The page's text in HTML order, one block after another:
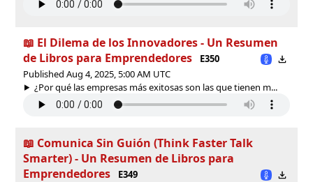
📖 El Dilema de los Innovadores - Un Resumen
de Libros para Emprendedores
E350
Published Aug 4, 2025, 5:00 AM UTC
¿Por qué las empresas más exitosas son las que tienen m...
📖 Comunica Sin Guión (Think Faster Talk
Smarter) - Un Resumen de Libros para
Emprendedores
E349